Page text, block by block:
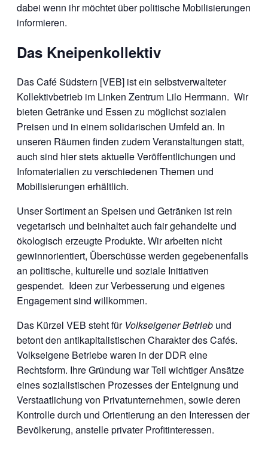
dabei wenn ihr möchtet über politische Mobilisierungen
informieren.
Das Kneipenkollektiv
Das Café Südstern [VEB] ist ein selbstverwalteter
Kollektivbetrieb im Linken Zentrum Lilo Herrmann. Wir
bieten Getränke und Essen zu möglichst sozialen
Preisen und in einem solidarischen Umfeld an. In
unseren Räumen finden zudem Veranstaltungen statt,
auch sind hier stets aktuelle Veröffentlichungen und
Infomaterialien zu verschiedenen Themen und
Mobilisierungen erhältlich.
Unser Sortiment an Speisen und Getränken ist rein
vegetarisch und beinhaltet auch fair gehandelte und
ökologisch erzeugte Produkte. Wir arbeiten nicht
gewinnorientiert, Überschüsse werden gegebenenfalls
an politische, kulturelle und soziale Initiativen
gespendet. Ideen zur Verbesserung und eigenes
Engagement sind willkommen.
Das Kürzel VEB steht für Volkseigener Betrieb und
betont den antikapitalistischen Charakter des Cafés.
Volkseigene Betriebe waren in der DDR eine
Rechtsform. Ihre Gründung war Teil wichtiger Ansätze
eines sozialistischen Prozesses der Enteignung und
Verstaatlichung von Privatunternehmen, sowie deren
Kontrolle durch und Orientierung an den Interessen der
Bevölkerung, anstelle privater Profitinteressen.